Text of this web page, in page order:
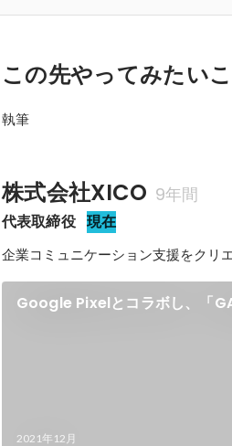
この先やってみたい
執筆
株式会社XICO 9年間
代表取締役 現在
企業コミュニケーション支援をクリ
Google Pixelとコラボし、「
2021年12月